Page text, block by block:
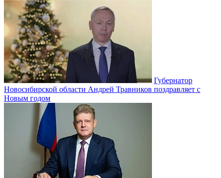
Губернатор
Новосибирской области Андрей Травников поздравляет с
Новым годом